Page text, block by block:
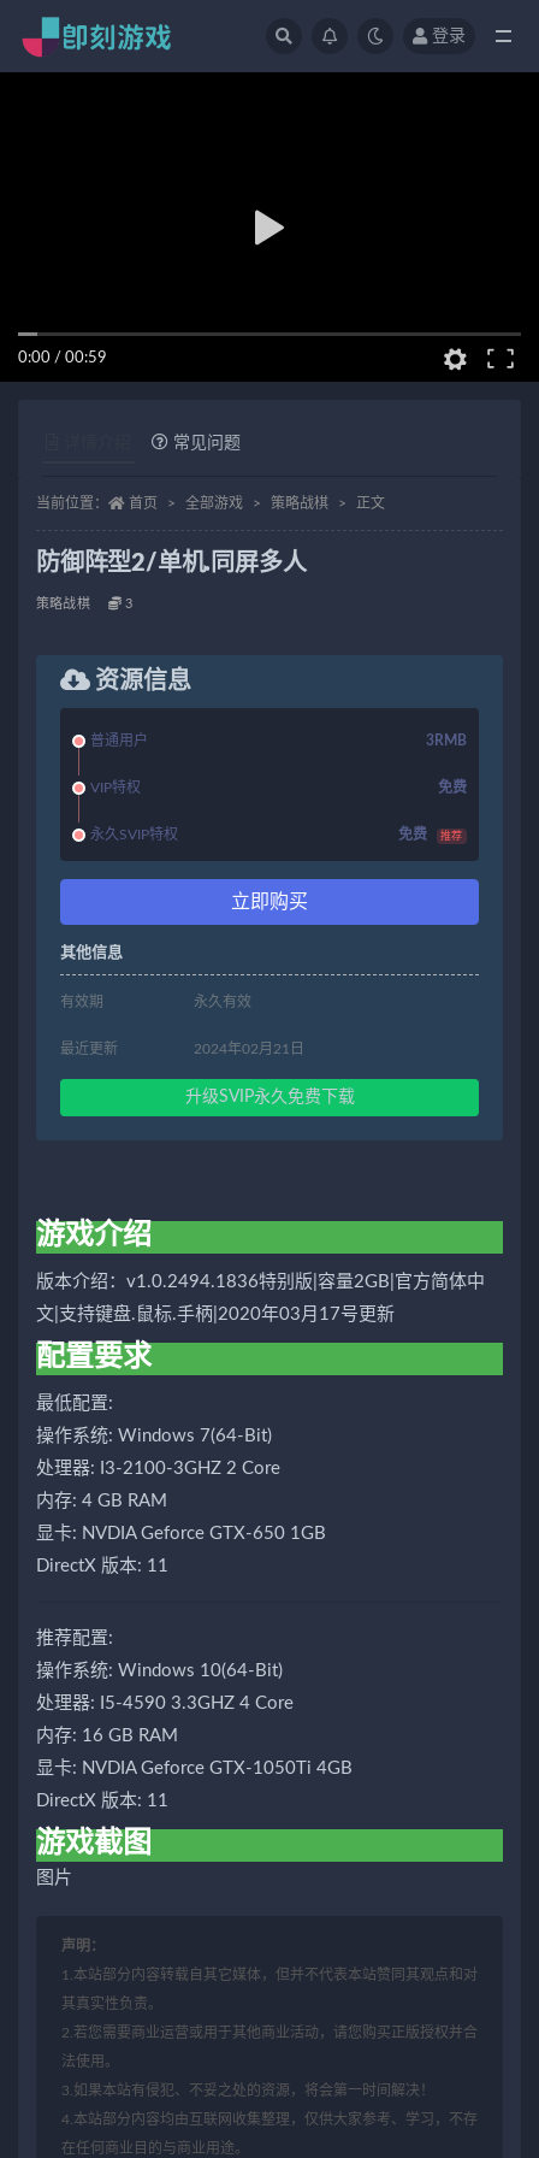
登录
0:00 / 00:59
常见问题
当前位置： 首页 全部游戏 策略战棋 正文
防御阵型2/单机.同屏多人
策略战棋 3
资源信息
普通用户 3RMB
VIP特权 免费
永久SVIP特权 免费 推荐
立即购买
其他信息
有效期 永久有效
最近更新 2024年02月21日
升级SVIP永久免费下载
游戏介绍
版本介绍：v1.0.2494.1836特别版|容量2GB|官方简体中
文|支持键盘.鼠标.手柄|2020年03月17号更新
配置要求
最低配置:
操作系统: Windows 7(64-Bit)
处理器: I3-2100-3GHZ 2 Core
内存: 4 GB RAM
显卡: NVDIA Geforce GTX-650 1GB
DirectX 版本: 11
推荐配置:
操作系统: Windows 10(64-Bit)
处理器: I5-4590 3.3GHZ 4 Core
内存: 16 GB RAM
显卡: NVDIA Geforce GTX-1050Ti 4GB
DirectX 版本: 11
游戏截图
图片
声明：
1.本站部分内容转载自其它媒体，但并不代表本站赞同其观点和对
其真实性负责。
2.若您需要商业运营或用于其他商业活动，请您购买正版授权并合
法使用。
3.如果本站有侵犯、不妥之处的资源，将会第一时间解决！
4.本站部分内容均由互联网收集整理，仅供大家参考、学习，不存
在任何商业目的与商业用途。